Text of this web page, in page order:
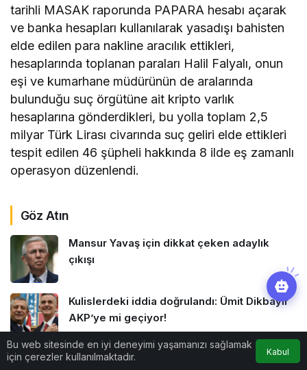
tarihli MASAK raporunda PAPARA hesabı açarak
ve banka hesapları kullanılarak yasadışı bahisten
elde edilen para nakline aracılık ettikleri,
hesaplarında toplanan paraları Halil Falyalı, onun
eşi ve kumarhane müdürünün de aralarında
bulunduğu suç örgütüne ait kripto varlık
hesaplarına gönderdikleri, bu yolla toplam 2,5
milyar Türk Lirası civarında suç geliri elde ettikleri
tespit edilen 46 şüpheli hakkında 8 ilde eş zamanlı
operasyon düzenlendi.
Göz Atın
Mansur Yavaş için dikkat çeken adaylık
çıkışı
Kulislerdeki iddia doğrulandı: Ümit Dikbayır
AKP’ye mi geçiyor!
Bu web sitesinde en iyi deneyimi yaşamanızı sağlamak
için çerezler kullanılmaktadır.
Kabul